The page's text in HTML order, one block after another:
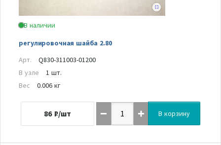
В наличии
регулировочная шайба 2.80
Арт.
Q830-311003-01200
В узле
1 шт.
Вес
0.006 кг
86 ₽/шт В корзину